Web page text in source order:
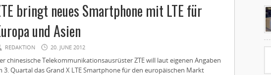
bringt neues Smartphone mit LTE für
und Asien
REDAKTION 20. JUNE 2012
chinesische Telekommunikationsausrüster ZTE will laut eigenen Angaben
3. Quartal das Grand X LTE Smartphone für den europäischen Markt